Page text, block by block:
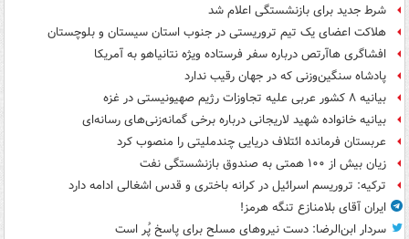
شرط جدید برای بازنشستگی اعلام شد
هلاکت اعضای یک تیم تروریستی در جنوب استان سیستان و بلوچستان
افشاگری هاآرتص درباره سفر فرستاده ویژه نتانیاهو به آمریکا
پادشاه سنگین‌وزنی که در جهان رقیب ندارد
بیانیه ۸ کشور عربی علیه تجاوزات رژیم صهیونیستی در غزه
بیانیه خانواده شهید لاریجانی درباره برخی گمانه‌زنی‌های رسانه‌ای
عربستان فرمانده ائتلاف دریایی چندملیتی را منصوب کرد
زیان بیش از ۱۰۰ همتی به صندوق‌ بازنشستگی نفت
ترکیه: تروریسم اسرائیل در کرانه باختری و قدس اشغالی ادامه دارد
ایران آقای بلامنازع تنگه هرمز!
سردار ابن‌الرضا: دست نیروهای مسلح برای پاسخ پُر است